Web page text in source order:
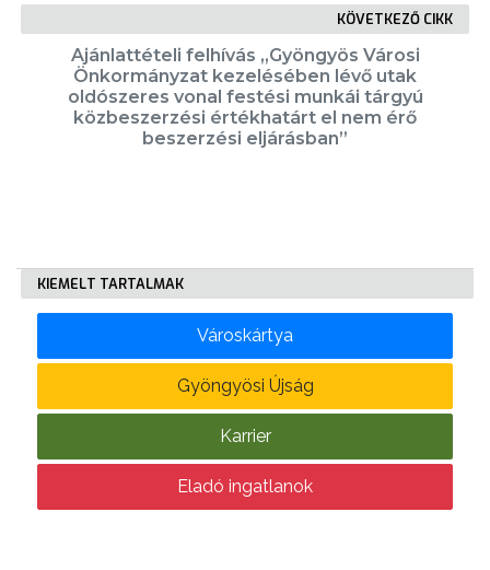
ÉPÜLŐ
VÁROS
TELEPÜLÉSRENDEZÉS
STRATÉGIÁK
KÖVETKEZŐ CIKK
Ajánlattételi felhívás „Gyöngyös Városi
Önkormányzat kezelésében lévő utak
oldószeres vonal festési munkái tárgyú
közbeszerzési értékhatárt el nem érő
beszerzési eljárásban”
KIEMELT TARTALMAK
Városkártya
Gyöngyösi Újság
Karrier
Eladó ingatlanok